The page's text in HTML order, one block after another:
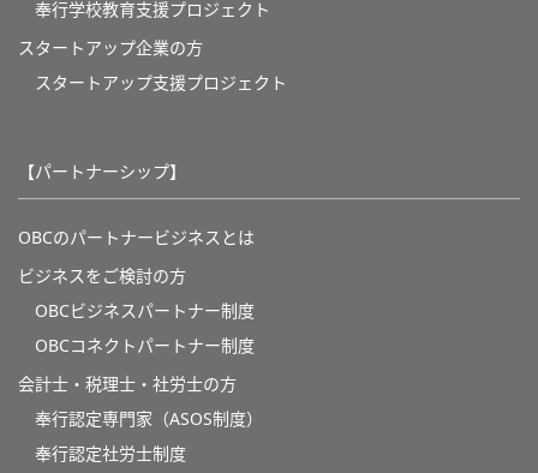
奉⾏学校教育⽀援プロジェクト
スタートアップ企業の方
スタートアップ支援プロジェクト
【パートナーシップ】
OBCのパートナービジネスとは
ビジネスをご検討の方
OBCビジネスパートナー制度
OBCコネクトパートナー制度
会計士・税理士・社労士の方
奉行認定専門家（ASOS制度）
奉行認定社労士制度